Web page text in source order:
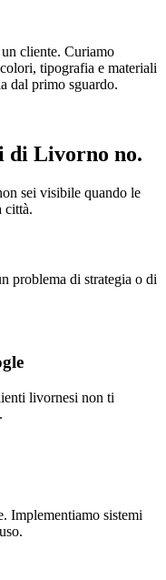
cliente. Curiamo
tipografia e materiali
dal primo sguardo.
di Livorno no.
sei visibile quando le
città.
problema di strategia o di
livornesi non ti
Implementiamo sistemi